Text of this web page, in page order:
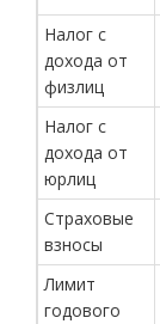
Налог с
дохода от
физлиц
Налог с
дохода от
юрлиц
Страховые
взносы
Лимит
годового